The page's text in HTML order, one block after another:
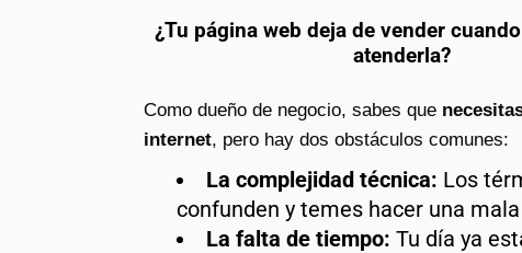
¿Tu página web deja de vender
atenderla?
Como dueño de negocio, sabes que
internet, pero hay dos obstáculos comunes:
La complejidad técnica: Los
confunden y temes hacer una
La falta de tiempo: Tu día ya